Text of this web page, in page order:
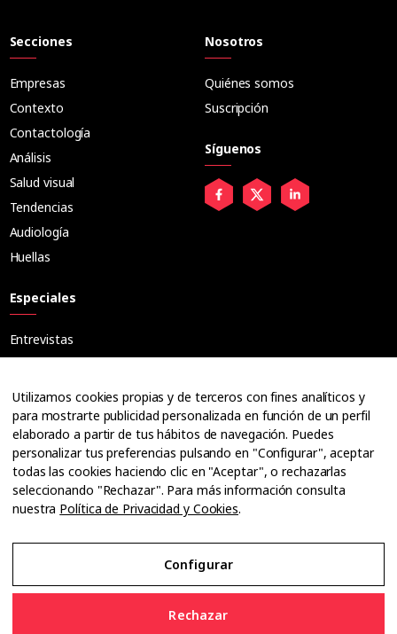
Secciones
Empresas
Contexto
Contactología
Análisis
Salud visual
Tendencias
Audiología
Huellas
Especiales
Entrevistas
Ópticos
Cuadernos
Guías
Dossier
Anuarios
Ofertas de empleo
Nosotros
Quiénes somos
Suscripción
Síguenos
Utilizamos cookies propias y de terceros con fines analíticos y
para mostrarte publicidad personalizada en función de un perfil
elaborado a partir de tus hábitos de navegación. Puedes
personalizar tus preferencias pulsando en "Configurar", aceptar
todas las cookies haciendo clic en "Aceptar", o rechazarlas
seleccionando "Rechazar". Para más información consulta
nuestra Política de Privacidad y Cookies.
Configurar
Rechazar
Aviso Legal